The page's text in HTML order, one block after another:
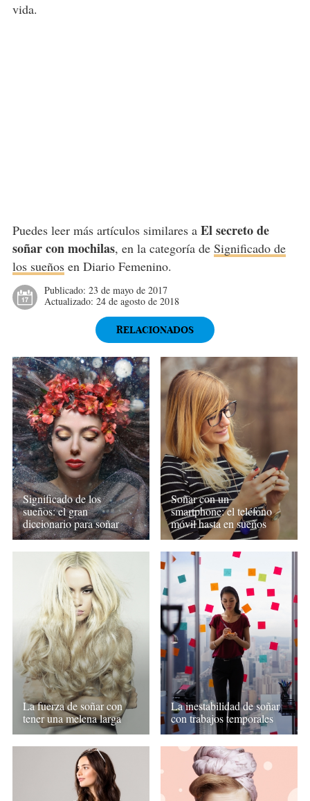
vida.
Puedes leer más artículos similares a El secreto de
soñar con mochilas, en la categoría de Significado de
los sueñosen Diario Femenino.
Publicado: 23 de mayo de 2017
Actualizado: 24 de agosto de 2018
RELACIONADOS
Significado de los
sueños: el gran
diccionario para soñar
Soñar con un
smartphone: el teléfono
móvil hasta en sueños
La fuerza de soñar con
tener una melena larga
La inestabilidad de soñar
con trabajos temporales